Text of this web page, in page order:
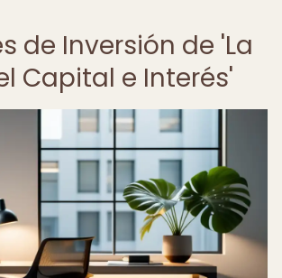
de Inversión de 'La
Capital e Interés'